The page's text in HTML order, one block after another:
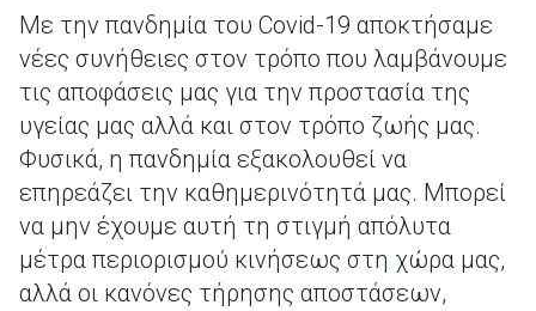
Με την πανδημία του Covid-19 αποκτήσαμε
νέες συνήθειες στον τρόπο που λαμβάνουμε
τις αποφάσεις μας για την προστασία της
υγείας μας αλλά και στον τρόπο ζωής μας.
Φυσικά, η πανδημία εξακολουθεί να
επηρεάζει την καθημερινότητά μας. Μπορεί
να μην έχουμε αυτή τη στιγμή απόλυτα
μέτρα περιορισμού κινήσεως στη χώρα μας,
αλλά οι κανόνες τήρησης αποστάσεων,